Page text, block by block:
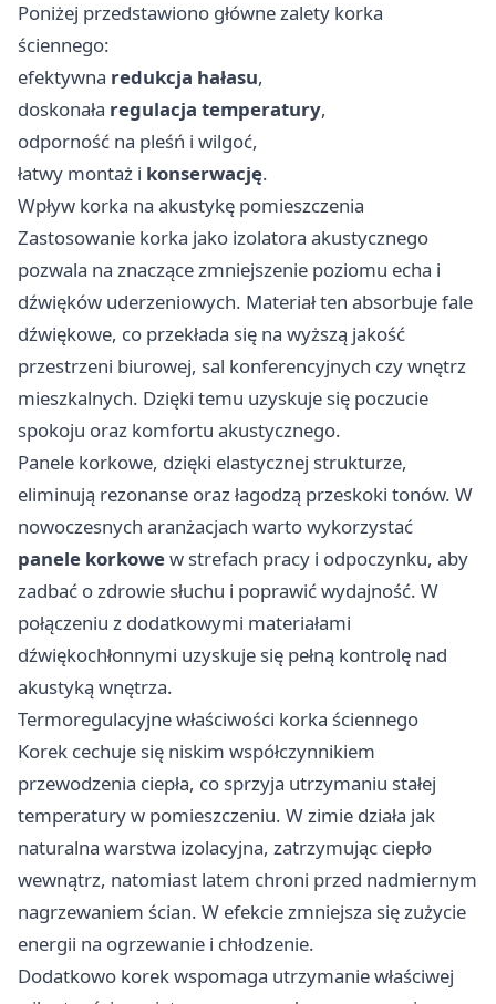
Poniżej przedstawiono główne zalety korka
ściennego:
efektywna redukcja hałasu,
doskonała regulacja temperatury,
odporność na pleśń i wilgoć,
łatwy montaż i konserwację.
Wpływ korka na akustykę pomieszczenia
Zastosowanie korka jako izolatora akustycznego
pozwala na znaczące zmniejszenie poziomu echa i
dźwięków uderzeniowych. Materiał ten absorbuje fale
dźwiękowe, co przekłada się na wyższą jakość
przestrzeni biurowej, sal konferencyjnych czy wnętrz
mieszkalnych. Dzięki temu uzyskuje się poczucie
spokoju oraz komfortu akustycznego.
Panele korkowe, dzięki elastycznej strukturze,
eliminują rezonanse oraz łagodzą przeskoki tonów. W
nowoczesnych aranżacjach warto wykorzystać
panele korkowew strefach pracy i odpoczynku, aby
zadbać o zdrowie słuchu i poprawić wydajność. W
połączeniu z dodatkowymi materiałami
dźwiękochłonnymi uzyskuje się pełną kontrolę nad
akustyką wnętrza.
Termoregulacyjne właściwości korka ściennego
Korek cechuje się niskim współczynnikiem
przewodzenia ciepła, co sprzyja utrzymaniu stałej
temperatury w pomieszczeniu. W zimie działa jak
naturalna warstwa izolacyjna, zatrzymując ciepło
wewnątrz, natomiast latem chroni przed nadmiernym
nagrzewaniem ścian. W efekcie zmniejsza się zużycie
energii na ogrzewanie i chłodzenie.
Dodatkowo korek wspomaga utrzymanie właściwej